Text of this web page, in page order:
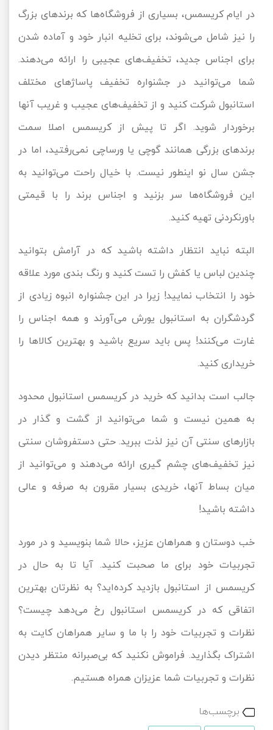
در ایام کریسمس، بسیاری از فروشگا‌‌ه‌ها که برندهای بزرگ
را نیز شامل می‌شوند، برای تخلیه انبار خود و آماده شدن
برای اجناس جدید، تخفیف‌های عجیبی را ارائه می‌دهند.
شما می‌توانید در جشنواره تخفیف پاساژ‌های مختلف
استانبول شرکت کنید و از تخفیف‌های عجیب و غریب آنها
برخوردار شوید. اگر تا پیش از کریسمس اصلا سمت
برندهای بزرگی همانند گوچی یا ورساچی نمی‌رفتید، اما در
جشن سال نو اینطور نیست. با خیال راحت می‌توانید به
این فروشگاه‌ها سر بزنید و اجناس برند را با قیمتی
باورنکردنی تهیه کنید.
البته نباید انتظار داشته باشید که در آرامش بتوانید
چندین لباس یا کفش را تست کنید و رنگ بندی مورد علاقه
خود را انتخاب نمایید! زیرا در این جشنواره انبوه زیادی از
گردشگران به استانبول یورش می‌آورند و همه اجناس را
غارت می‌کنند! پس باید سریع باشید و بهترین کالاها را
خریداری کنید.
جالب است بدانید که خرید در کریسمس استانبول محدود
به همین نیست و شما می‌توانید از گشت و گذار در
بازارهای سنتی آن نیز لذت ببرید. حتی دستفروشان سنتی
نیز تخفیف‌های چشم گیری ارائه می‌دهند و می‌توانید از
میان بساط آنها، خریدی بسیار مقرون به صرفه و عالی
داشته باشید!
خب دوستان و همراهان عزیز، حالا شما بنویسید و در مورد
تجربیات خود برای ما صحبت کنید. آیا تا به حال در
کریسمس از استانبول بازدید کرده‌اید؟ به نظرتان بهترین
اتفاقی که در کریسمس استانبول رخ می‌دهد چیست؟
نظرات و تجربیات خود را با ما و سایر همراهان کایت به
اشتراک بگذارید. فراموش نکنید که بی‌صبرانه منتظر دیدن
نظرات و تجربیات شما عزیزان همراه هستیم.
برچسب‌ها